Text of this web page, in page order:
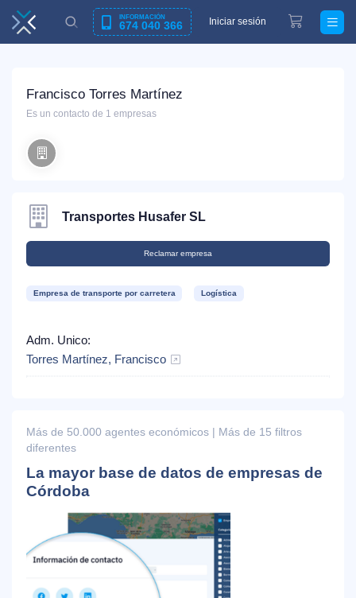
INFORMACIÓN
674 040 366 Iniciar sesión
Francisco Torres Martínez
Es un contacto de 1 empresas
Transportes Husafer SL
Reclamar empresa
Empresa de transporte por carretera Logística
Adm. Unico:
Torres Martínez, Francisco
Más de 50.000 agentes económicos | Más de 15 filtros
diferentes
La mayor base de datos de empresas de
Córdoba